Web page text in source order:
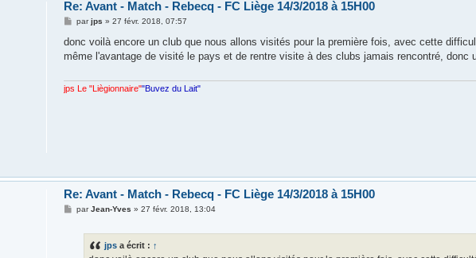
Re: Avant - Match - Rebecq - FC Liège 14/3/2018 à 15H00
M
s
a
parjps »27 févr. 2018, 07:57
donc voilà encore un club que nous allons visités pour la première fois, avec cette
même l'avantage de visité le pays et de rentre visite à des clubs jamais rencontré, donc
jps Le "Liègionnaire""Buvez du Lait"
Re: Avant - Match - Rebecq - FC Liège 14/3/2018 à 15H00
MparJean-Yves »27 févr. 2018, 13:04
jps a écrit : ↑